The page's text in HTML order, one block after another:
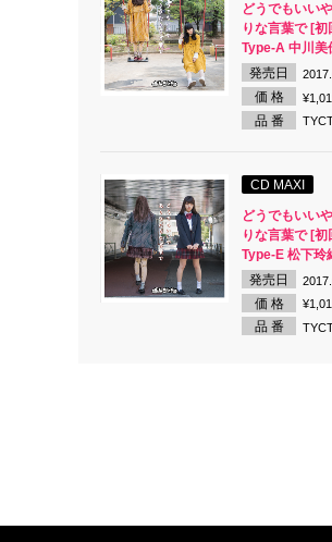
どうでもいい
りな言葉で [初
Type-A 中川美
発売日
価 格
品 番
CD MAXI
どうでもいい
りな言葉で [初
Type-E 松下玲
発売日
価 格
品 番